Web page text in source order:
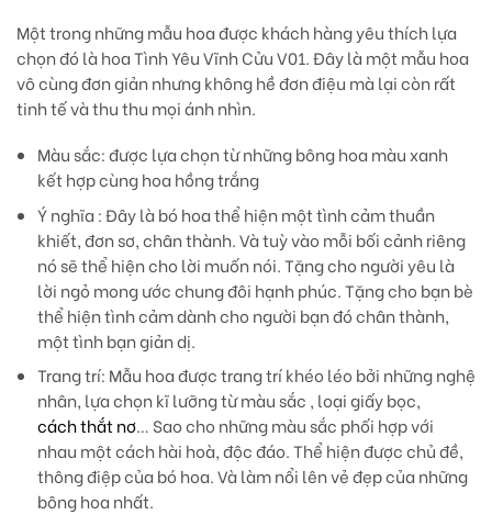
Một trong những mẫu hoa được khách hàng yêu thích lựa
chọn đó là hoa Tình Yêu Vĩnh Cửu V01. Đây là một mẫu hoa
vô cùng đơn giản nhưng không hề đơn điệu mà lại còn rất
tinh tế và thu thu mọi ánh nhìn.
Màu sắc: được lựa chọn từ những bông hoa màu xanh
kết hợp cùng hoa hồng trắng
Ý nghĩa: Đây là bó hoa thể hiện một tình cảm thuần
khiết, đơn sơ, chân thành. Và tuỳ vào mỗi bối cảnh riêng
nó sẽ thể hiện cho lời muốn nói. Tặng cho người yêu là
lời ngỏ mong ước chung đôi hạnh phúc. Tặng cho bạn bè
thể hiện tình cảm dành cho người bạn đó chân thành,
một tình bạn giản dị.
Trang trí: Mẫu hoa được trang trí khéo léo bởi những nghệ
nhân, lựa chọn kĩ lưỡng từ màu sắc , loại giấy bọc,
cách thắt nơ… Sao cho những màu sắc phối hợp với
nhau một cách hài hoà, độc đáo. Thể hiện được chủ đề,
thông điệp của bó hoa. Và làm nổi lên vẻ đẹp của những
bông hoa nhất.